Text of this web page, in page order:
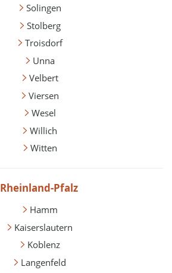
Solingen
Stolberg
Troisdorf
Unna
Velbert
Viersen
Wesel
Willich
Witten
Rheinland-Pfalz
Hamm
Kaiserslautern
Koblenz
Langenfeld